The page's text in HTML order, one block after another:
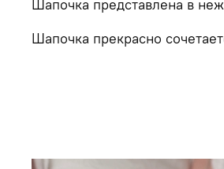
Шапочка представлена в
Шапочка прекрасно